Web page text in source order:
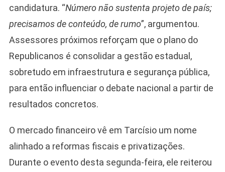
candidatura. “Número não sustenta projeto de país;
precisamos de conteúdo, de rumo”, argumentou.
Assessores próximos reforçam que o plano do
Republicanos é consolidar a gestão estadual,
sobretudo em infraestrutura e segurança pública,
para então influenciar o debate nacional a partir de
resultados concretos.
O mercado financeiro vê em Tarcísio um nome
alinhado a reformas fiscais e privatizações.
Durante o evento desta segunda-feira, ele reiterou